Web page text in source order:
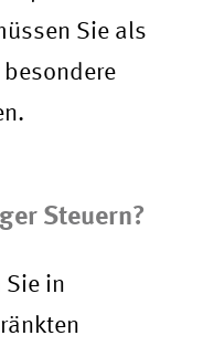
Sie als
besondere
Steuern?
in